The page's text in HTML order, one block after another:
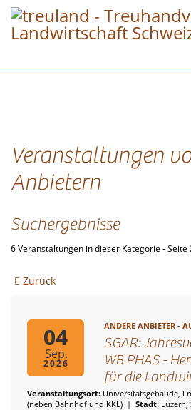
Veranstaltungen
Anbietern
Suchergebnisse
6 Veranstaltungen in dieser Kategorie - Seite
Zurück
04
Sep.
2026
ANDERE ANBIETER -
SGAR:
WB PHAS -
für die
Veranstaltungsort: Universitätsgebäude,
(neben Bahnhof und KKL) | Stadt: Luzern,